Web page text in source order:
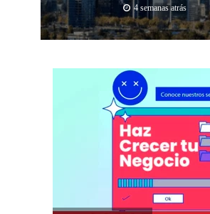
4 semanas atrás